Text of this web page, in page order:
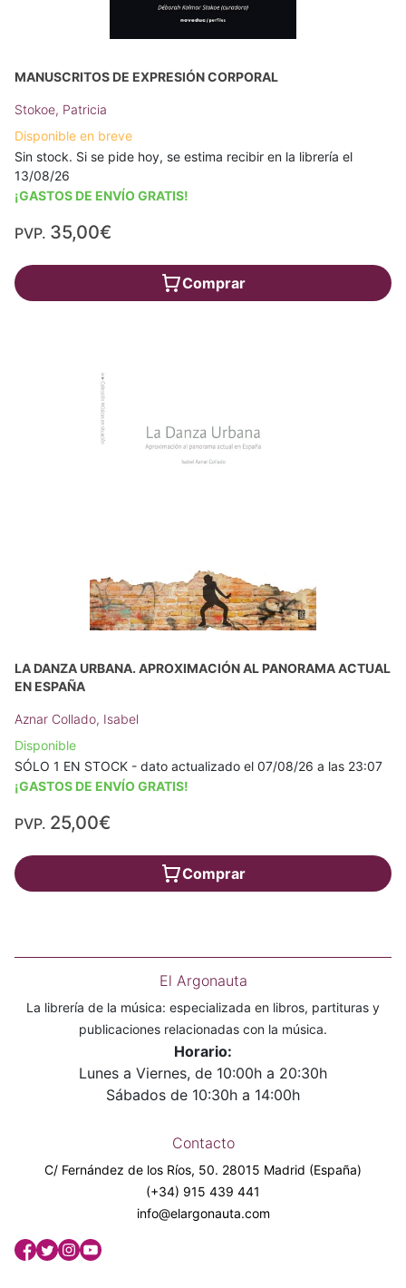
MANUSCRITOS DE EXPRESIÓN CORPORAL
Stokoe, Patricia
Disponible en breve
Sin stock. Si se pide hoy, se estima recibir en la librería el
13/08/26
¡GASTOS DE ENVÍO GRATIS!
PVP. 35,00€
Comprar
LA DANZA URBANA. APROXIMACIÓN AL PANORAMA ACTUAL
EN ESPAÑA
Aznar Collado, Isabel
Disponible
SÓLO 1 EN STOCK - dato actualizado el 07/08/26 a las 23:07
¡GASTOS DE ENVÍO GRATIS!
PVP. 25,00€
Comprar
El Argonauta
La librería de la música: especializada en libros, partituras y
publicaciones relacionadas con la música.
Horario:
Lunes a Viernes, de 10:00h a 20:30h
Sábados de 10:30h a 14:00h
Contacto
C/ Fernández de los Ríos, 50. 28015 Madrid (España)
(+34) 915 439 441
info@elargonauta.com